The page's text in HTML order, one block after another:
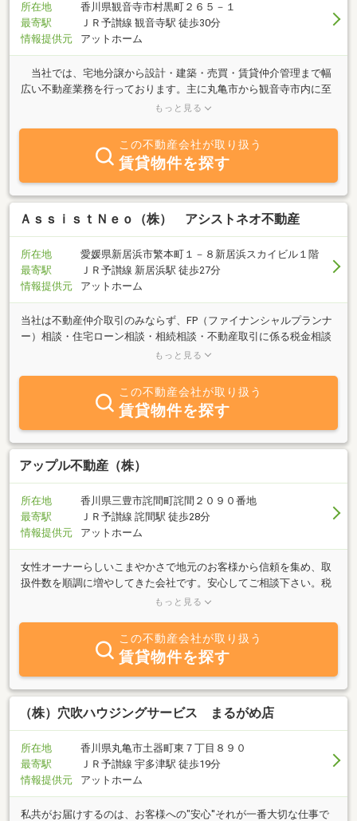
所在地
香川県観音寺市村黒町２６５－１
最寄駅
ＪＲ予讃線 観音寺駅 徒歩30分
情報提供元
アットホーム
当社では、宅地分譲から設計・建築・売買・賃貸仲介管理まで幅
広い不動産業務を行っております。主に丸亀市から観音寺市内に至
る、中・西讃地区にて地域に密着した活動をしております。 理想
気軽にお問い合せ下さい。
もっと見る
この不動産会社が取り扱う
賃貸物件を探す
ＡｓｓｉｓｔＮｅｏ（株） アシストネオ不動産
所在地
愛媛県新居浜市繁本町１－８新居浜スカイビル１階
最寄駅
ＪＲ予讃線 新居浜駅 徒歩27分
情報提供元
アットホーム
当社は不動産仲介取引のみならず、FP（ファイナンシャルプランナ
ー）相談・住宅ローン相談・相続相談・不動産取引に係る税金相談
などにも、有資格スタッフおよび当社専属の専門家（税理士・司法
ただいております。愛媛県東予エリア（新居浜市・西条市・四国中
央市・今治市）をメインエリアとして、人生に大きく影響を与える
不動産取引における的確な助役として尽力いたします。不動産に関
することなら、どうぞ気軽に御相談くださいませ！
もっと見る
この不動産会社が取り扱う
賃貸物件を探す
アップル不動産（株）
所在地
香川県三豊市詫間町詫間２０９０番地
最寄駅
ＪＲ予讃線 詫間駅 徒歩28分
情報提供元
アットホーム
女性オーナーらしいこまやかさで地元のお客様から信頼を集め、取
扱件数を順調に増やしてきた会社です。安心してご相談下さい。税
金だけを払い続けている不動産は有りませんか？アップル不動産で
い。また、英語対応も可能です。外国人の移住などご相談下さい。
もっと見る
この不動産会社が取り扱う
賃貸物件を探す
（株）穴吹ハウジングサービス まるがめ店
所在地
香川県丸亀市土器町東７丁目８９０
最寄駅
ＪＲ予讃線 宇多津駅 徒歩19分
情報提供元
アットホーム
私共がお届けするのは、お客様への"安心''それが一番大切な仕事で